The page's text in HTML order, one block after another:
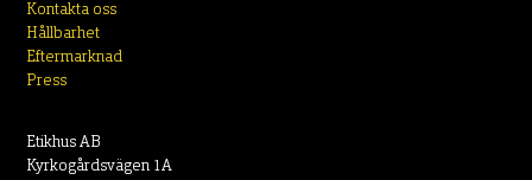
Kontakta oss
Hållbarhet
Eftermarknad
Press
Etikhus AB
Kyrkogårdsvägen 1A